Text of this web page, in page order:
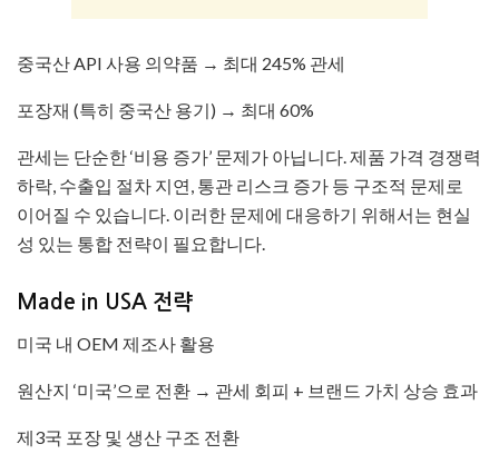
중국산 API 사용 의약품 → 최대 245% 관세
포장재 (특히 중국산 용기) → 최대 60%
관세는 단순한 ‘비용 증가’ 문제가 아닙니다. 제품 가격 경쟁력
하락, 수출입 절차 지연, 통관 리스크 증가 등 구조적 문제로
이어질 수 있습니다. 이러한 문제에 대응하기 위해서는 현실
성 있는 통합 전략이 필요합니다.
Made in USA 전략
미국 내 OEM 제조사 활용
원산지 ‘미국’으로 전환 → 관세 회피 + 브랜드 가치 상승 효과
제3국 포장 및 생산 구조 전환